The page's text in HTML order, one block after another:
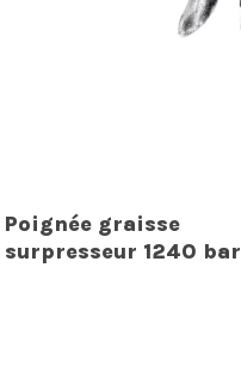
Poignée graisse
surpresseur 1240 bar